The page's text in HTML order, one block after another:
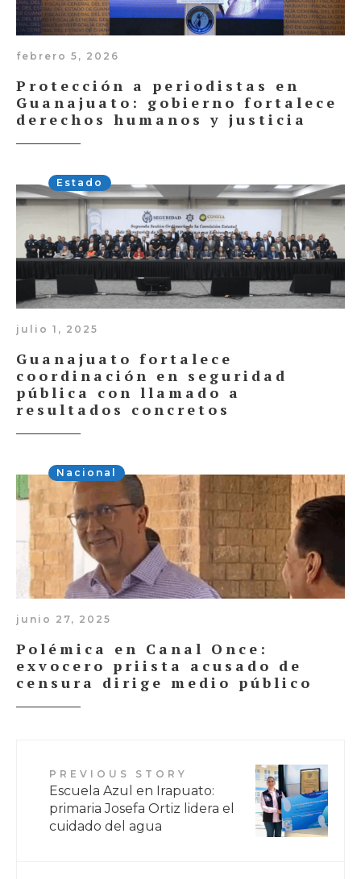
febrero 5, 2026
Protección a periodistas en
Guanajuato: gobierno fortalece
derechos humanos y justicia
Estado
julio 1, 2025
Guanajuato fortalece
coordinación en seguridad
pública con llamado a
resultados concretos
Nacional
junio 27, 2025
Polémica en Canal Once:
exvocero priista acusado de
censura dirige medio público
PREVIOUS STORY
Escuela Azul en Irapuato:
primaria Josefa Ortiz lidera el
cuidado del agua